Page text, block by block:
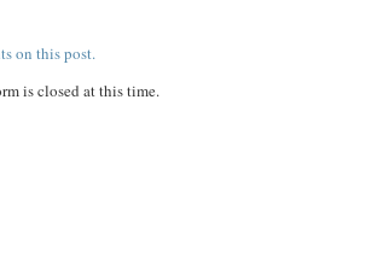
on this post.
is closed at this time.